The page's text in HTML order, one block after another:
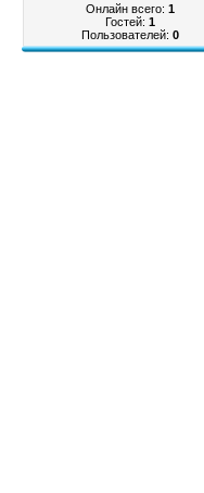
Онлайн всего: 1
Гостей: 1
Пользователей: 0